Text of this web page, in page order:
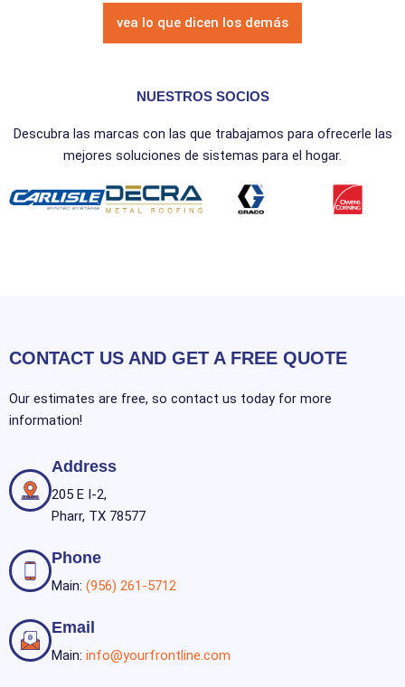
vea lo que dicen los demás
NUESTROS SOCIOS
Descubra las marcas con las que trabajamos para ofrecerle las
mejores soluciones de sistemas para el hogar.
CONTACT US AND GET A FREE QUOTE
Our estimates are free, so contact us today for more
information!
Address
205 E I-2,
Pharr, TX 78577
Phone
Main: (956) 261-5712
Email
Main: info@yourfrontline.com